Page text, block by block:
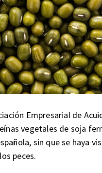
Empresarial de
vegetales de soja
sin que se haya
peces.